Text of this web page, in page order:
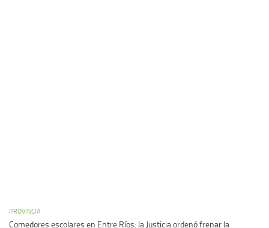
PROVINCIA
Comedores escolares en Entre Ríos: la Justicia ordenó frenar la